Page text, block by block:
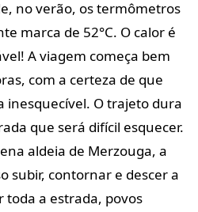
no verão, os termômetros
marca de 52°C. O calor é
A viagem começa bem
com a certeza de que
inesquecível. O trajeto dura
que será difícil esquecer.
aldeia de Merzouga, a
subir, contornar e descer a
toda a estrada, povos